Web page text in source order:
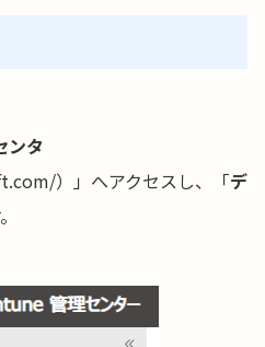
タ
）」へアクセスし、「デ